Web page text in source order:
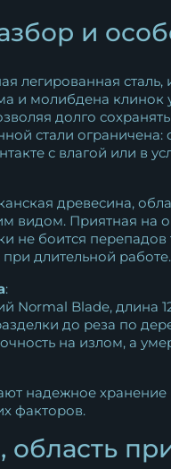
и
легированная
и молибдена клинок
долго
стали
с влагой или в
древесина,
видом. Приятная на
не боится
длительной работе.
:
Normal Blade, длина
до реза по
на излом, а
надежное хранение
факторов.
область